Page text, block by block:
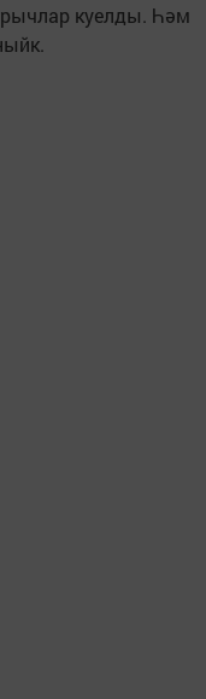
куелды. Һәм